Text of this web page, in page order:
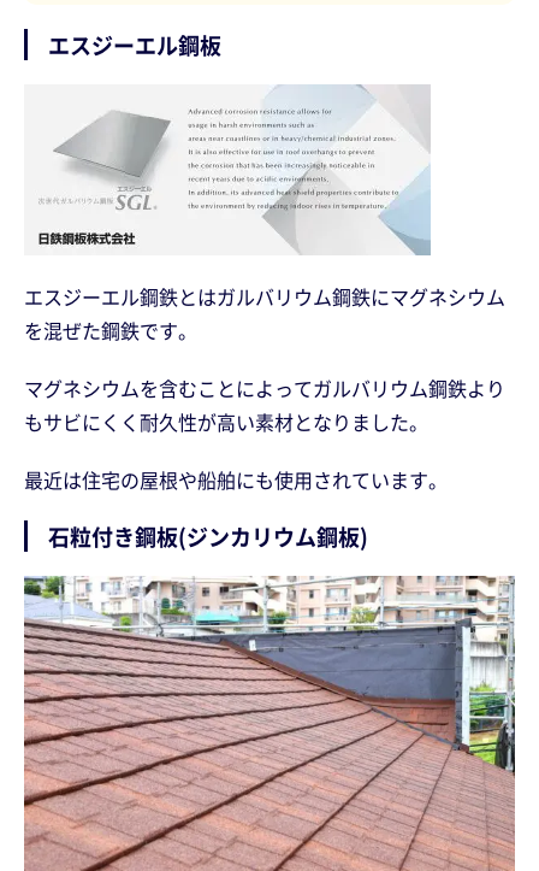
エスジーエル鋼板
エスジーエル鋼鉄とはガルバリウム鋼鉄にマグネシウム
を混ぜた鋼鉄です。
マグネシウムを含むことによってガルバリウム鋼鉄より
もサビにくく耐久性が高い素材となりました。
最近は住宅の屋根や船舶にも使用されています。
石粒付き鋼板(ジンカリウム鋼板)